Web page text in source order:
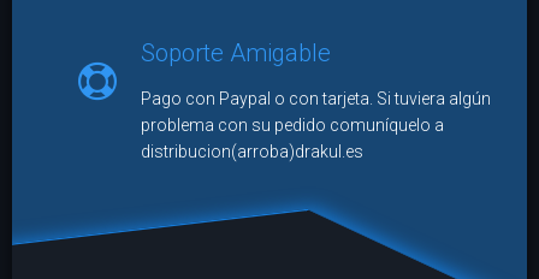
Soporte Amigable
Pago con Paypal o con tarjeta. Si tuviera algún
problema con su pedido comuníquelo a
distribucion(arroba)drakul.es